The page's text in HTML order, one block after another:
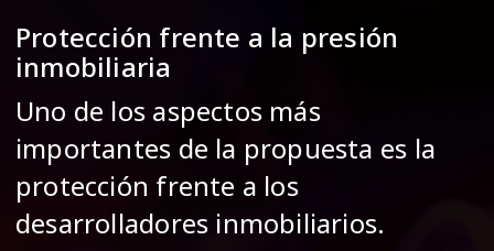
Protección frente a la presión
inmobiliaria
Uno de los aspectos más
importantes de la propuesta es la
protección frente a los
desarrolladores inmobiliarios.